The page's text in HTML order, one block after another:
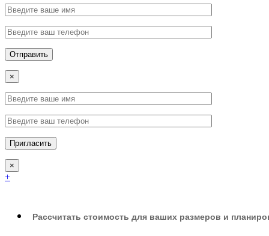
×
×
+
Рассчитать стоимость для ваших размеров и